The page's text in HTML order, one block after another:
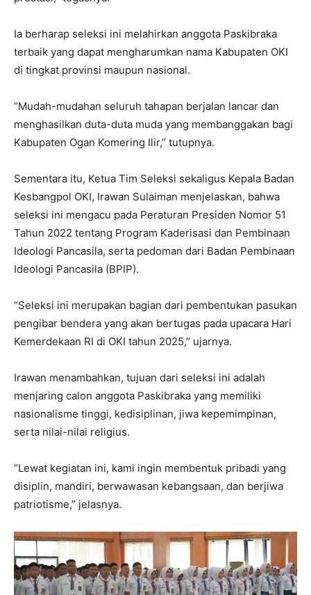
Ia berharap seleksi ini melahirkan anggota Paskibraka
terbaik yang dapat mengharumkan nama Kabupaten OKI
di tingkat provinsi maupun nasional.
“Mudah-mudahan seluruh tahapan berjalan lancar dan
menghasilkan duta-duta muda yang membanggakan bagi
Kabupaten Ogan Komering Ilir,” tutupnya.
Sementara itu, Ketua Tim Seleksi sekaligus Kepala Badan
Kesbangpol OKI, Irawan Sulaiman menjelaskan, bahwa
seleksi ini mengacu pada Peraturan Presiden Nomor 51
Tahun 2022 tentang Program Kaderisasi dan Pembinaan
Ideologi Pancasila, serta pedoman dari Badan Pembinaan
Ideologi Pancasila (BPIP).
“Seleksi ini merupakan bagian dari pembentukan pasukan
pengibar bendera yang akan bertugas pada upacara Hari
Kemerdekaan RI di OKI tahun 2025,” ujarnya.
Irawan menambahkan, tujuan dari seleksi ini adalah
menjaring calon anggota Paskibraka yang memiliki
nasionalisme tinggi, kedisiplinan, jiwa kepemimpinan,
serta nilai-nilai religius.
“Lewat kegiatan ini, kami ingin membentuk pribadi yang
disiplin, mandiri, berwawasan kebangsaan, dan berjiwa
patriotisme,” jelasnya.